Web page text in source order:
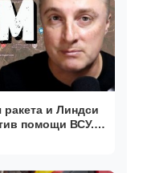
ракета и Линдси
помощи ВСУ.